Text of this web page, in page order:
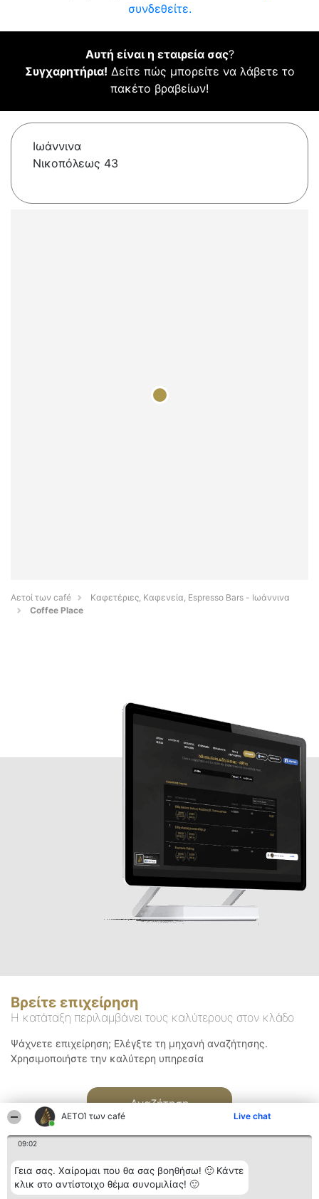
ΑΕΤΟΊ των café Live chat
09:02
Γεια σας. Χαίρομαι που θα σας βοηθήσω! 🙂 Κάντε
κλικ στο αντίστοιχο θέμα συνομιλίας! 🙂
συνδεθείτε.
Αυτή είναι η εταιρεία σας?
Συγχαρητήρια! Δείτε πώς μπορείτε να λάβετε το
πακέτο βραβείων!
Ιωάννινα
Νικοπόλεως 43
Αετοί των café
Καφετέριες, Καφενεία, Espresso Bars - Ιωάννινα
Coffee Place
Βρείτε επιχείρηση
Η κατάταξη περιλαμβάνει τους καλύτερους στον κλάδο
Ψάχνετε επιχείρηση; Ελέγξτε τη μηχανή αναζήτησης.
Χρησιμοποιήστε την καλύτερη υπηρεσία
Αναζήτηση